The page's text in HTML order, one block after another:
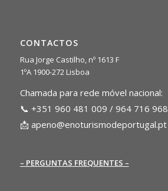
CONTACTOS
Rua Jorge Castilho, nº 1613 F
1ºA 1900-272 Lisboa
Chamada para rede móvel nacional:
📞 +351 960 481 009 / 964 716 968
📩 apeno@enoturismodeportugal.pt
– PERGUNTAS FREQUENTES –